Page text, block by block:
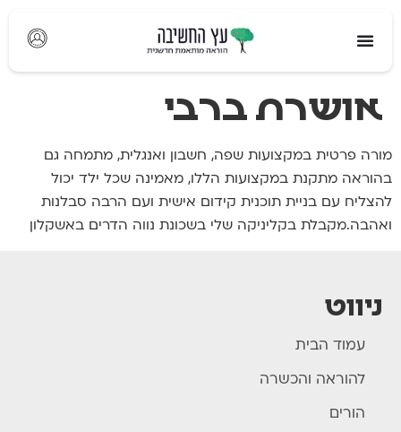
אושרת ברבי
מורה פרטית במקצועות שפה, חשבון ואנגלית, מתמחה גם
בהוראה מתקנת במקצועות הללו, מאמינה שכל ילד יכול
להצליח עם בניית תוכנית קידום אישית ועם הרבה סבלנות
ואהבה.מקבלת בקליניקה שלי בשכונת נווה הדרים באשקלון
ניווט
עמוד הבית
להוראה והכשרה
הורים